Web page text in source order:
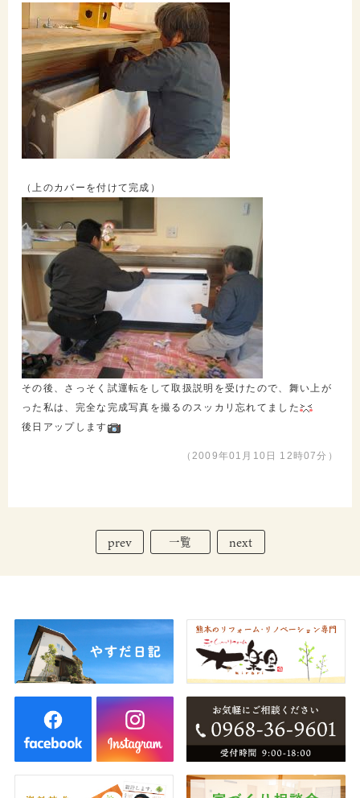
（上のカバーを付けて完成）
その後、さっそく試運転をして取扱説明を受けたので、舞い上が
った私は、完全な完成写真を撮るのスッカリ忘れてました
後日アップします
（2009年01月10日 12時07分）
prev 一覧 next